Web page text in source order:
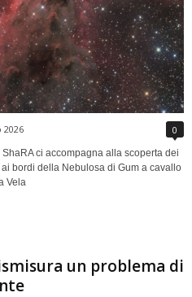
2026 0
ci accompagna alla scoperta dei
bordi della Nebulosa di Gum a cavallo
Vela
un problema di